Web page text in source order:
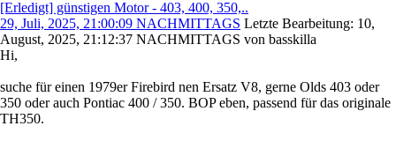
[Erledigt] günstigen Motor - 403, 400, 350,..
29, Juli, 2025, 21:00:09 NACHMITTAGS Letzte Bearbeitung: 10,
August, 2025, 21:12:37 NACHMITTAGS von basskilla
Hi,
suche für einen 1979er Firebird nen Ersatz V8, gerne Olds 403 oder
350 oder auch Pontiac 400 / 350. BOP eben, passend für das originale
TH350.